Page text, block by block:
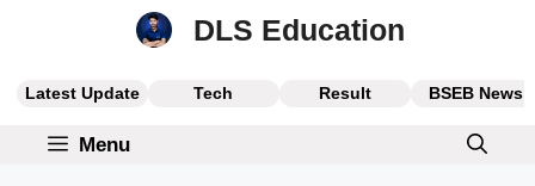
DLS Education
Latest Update Tech Result BSEB News
Menu